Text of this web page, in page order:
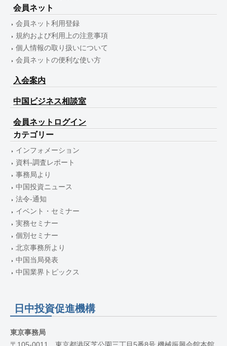
会員ネット
会員ネット利用登録
規約および利用上の注意事項
個人情報の取り扱いについて
会員ネットの便利な使い方
入会案内
中国ビジネス相談室
会員ネットログイン
カテゴリー
インフォメーション
資料-調査レポート
事務局より
中国投資ニュース
法令-通知
イベント・セミナー
実務セミナー
個別セミナー
北京事務所より
中国当局発表
中国業界トピックス
日中投資促進機構
東京事務局